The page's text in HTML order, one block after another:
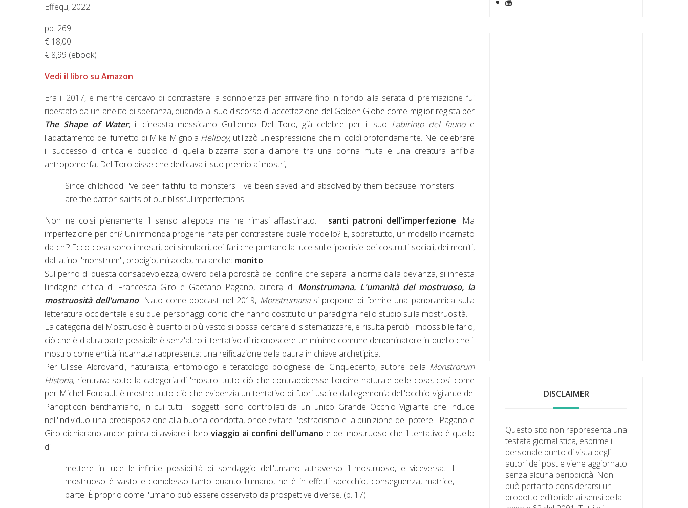
Effequ, 2022
pp. 269
€ 18,00
€ 8,99 (ebook)
Vedi il libro su Amazon
Era il 2017, e mentre cercavo di contrastare la sonnolenza per arrivare fino in fondo alla serata di premiazione fui
ridestato da un anelito di speranza, quando al suo discorso di accettazione del Golden Globe come miglior regista per
The Shape of Water, il cineasta messicano Guillermo Del Toro, già celebre per il suo Labirinto del fauno e
l'adattamento del fumetto di Mike Mignola Hellboy, utilizzò un'espressione che mi colpì profondamente. Nel celebrare
il successo di critica e pubblico di quella bizzarra storia d'amore tra una donna muta e una creatura anfibia
antropomorfa, Del Toro disse che dedicava il suo premio ai mostri,
Since childhood I've been faithful to monsters. I've been saved and absolved by them because monsters
are the patron saints of our blissful imperfections.
Non ne colsi pienamente il senso all'epoca ma ne rimasi affascinato. I santi patroni dell'imperfezione. Ma
imperfezione per chi? Un'immonda progenie nata per contrastare quale modello? E, soprattutto, un modello incarnato
da chi? Ecco cosa sono i mostri, dei simulacri, dei fari che puntano la luce sulle ipocrisie dei costrutti sociali, dei moniti,
dal latino "monstrum", prodigio, miracolo, ma anche: monito.
Sul perno di questa consapevolezza, ovvero della porosità del confine che separa la norma dalla devianza, si innesta
l'indagine critica di Francesca Giro e Gaetano Pagano, autorə di Monstrumana. L'umanità del mostruoso, la
mostruosità dell'umano. Nato come podcast nel 2019, Monstrumana si propone di fornire una panoramica sulla
letteratura occidentale e su quei personaggi iconici che hanno costituito un paradigma nello studio sulla mostruosità.
La categoria del Mostruoso è quanto di più vasto si possa cercare di sistematizzare, e risulta perciò impossibile farlo,
ciò che è d'altra parte possibile è senz'altro il tentativo di riconoscere un minimo comune denominatore in quello che il
mostro come entità incarnata rappresenta: una reificazione della paura in chiave archetipica.
Per Ulisse Aldrovandi, naturalista, entomologo e teratologo bolognese del Cinquecento, autore della Monstrorum
Historia, rientrava sotto la categoria di 'mostro' tutto ciò che contraddicesse l'ordine naturale delle cose, così come
per Michel Foucault è mostro tutto ciò che evidenzia un tentativo di fuori uscire dall'egemonia dell'occhio vigilante del
Panopticon benthamiano, in cui tutti i soggetti sono controllati da un unico Grande Occhio Vigilante che induce
nell'individuo una predisposizione alla buona condotta, onde evitare l'ostracismo e la punizione del potere. Pagano e
Giro dichiarano ancor prima di avviare il loro viaggio ai confini dell'umano e del mostruoso che il tentativo è quello
di
mettere in luce le infinite possibilità di sondaggio dell'umano attraverso il mostruoso, e viceversa. Il
mostruoso è vasto e complesso tanto quanto l'umano, ne è in effetti specchio, conseguenza, matrice,
parte. È proprio come l'umano può essere osservato da prospettive diverse. (p. 17)
DISCLAIMER
Questo sito non rappresenta una
testata giornalistica, esprime il
personale punto di vista degli
autori dei post e viene aggiornato
senza alcuna periodicità. Non
può pertanto considerarsi un
prodotto editoriale ai sensi della